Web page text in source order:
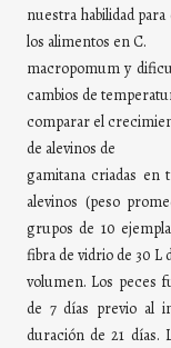
nuestra habilidad
los alimentos en C.
macropomum y
cambios de
comparar el
de alevinos de
gamitana criadas en
alevinos (peso
grupos de 10
fibra de vidrio de 30 L
volumen. Los peces
de 7 días previo al
duración de 21 días.